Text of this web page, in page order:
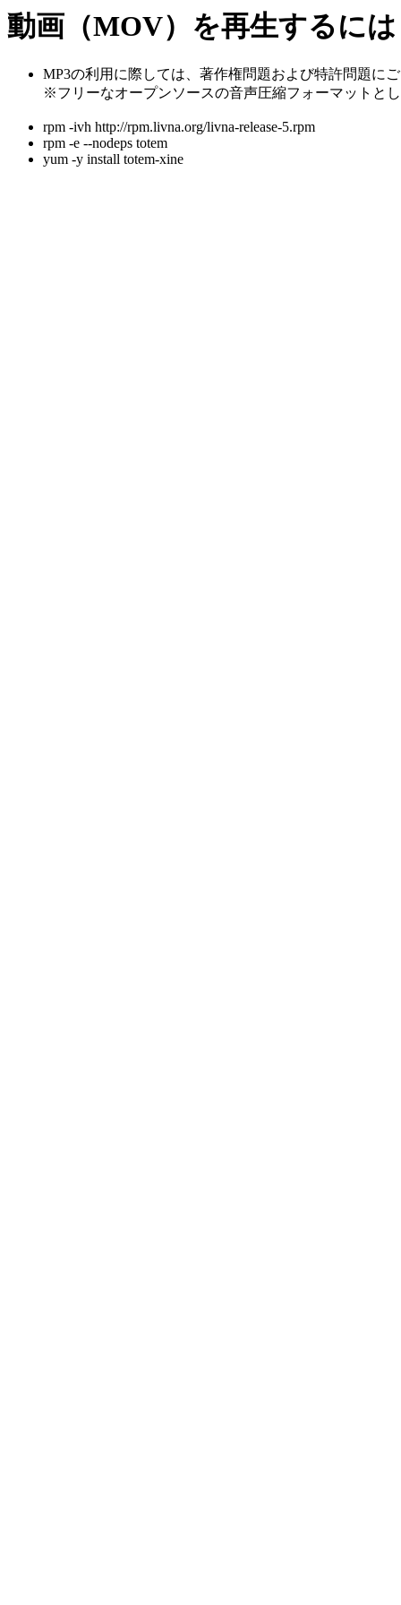
動画（MOV）を再生するには
MP3の利用に際しては、著作権問題および特許問題に
※フリーなオープンソースの音声圧縮フォーマットと
rpm -ivh http://rpm.livna.org/livna-release-5.rpm
rpm -e --nodeps totem
yum -y install totem-xine